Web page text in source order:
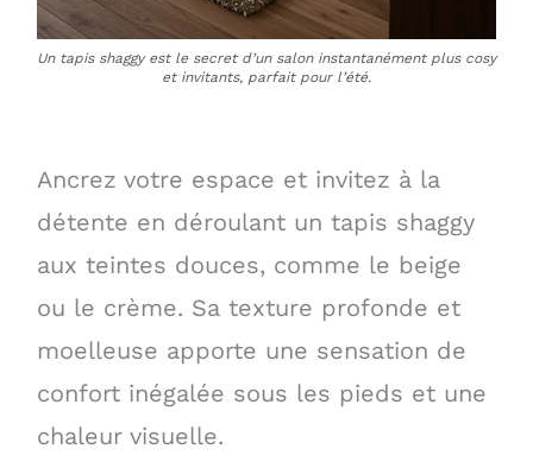
Un tapis shaggy est le secret d’un salon instantanément plus cosy
et invitants, parfait pour l’été.
Ancrez votre espace et invitez à la
détente en déroulant un tapis shaggy
aux teintes douces, comme le beige
ou le crème. Sa texture profonde et
moelleuse apporte une sensation de
confort inégalée sous les pieds et une
chaleur visuelle.